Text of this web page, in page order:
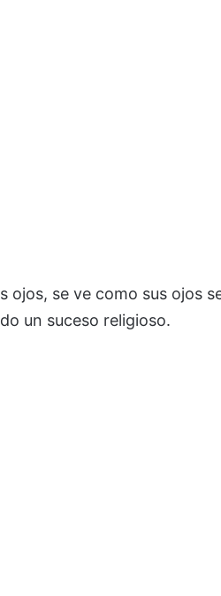
ojos, se ve como sus ojos
un suceso religioso.